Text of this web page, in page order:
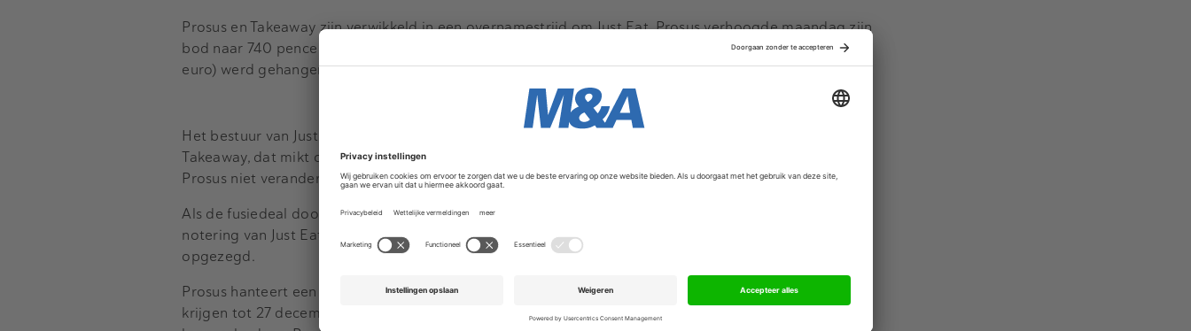
Prosus en Takeaway zijn verwikkeld in een overnamestrijd om Just Eat. Prosus verhoogde maandag zijn
bod naar 740 pence per aandeel waarmee aan Just Eat een prijskaartje van 5,1 miljard pond (6,1 miljard
euro) werd gehangen. Het bod van Takeaway behelst een fusie via een aandelendeal.
Advertentie
Het bestuur van Just Eat schaarde zich al eerder unaniem achter het fusievoorstel van het Nederlandse
Takeaway, dat mikt op steun van 75 procent van de aandeelhouders, en dat is met het hogere bod van
Prosus niet veranderd.
Als de fusiedeal doorgaat, wordt Just Eat Takeaway.com gevestigd in Amsterdam, maar neemt het de
notering van Just Eat aan de beurs in Londen over. De notering van Takeaway in Amsterdam wordt
opgezegd.
Prosus hanteert een acceptatiedrempel van 50 procent van de aandelen plus één. Aandeelhouders
krijgen tot 27 december de tijd om in te stemmen met het aanbod. Volgens Just Eat is ook bij het